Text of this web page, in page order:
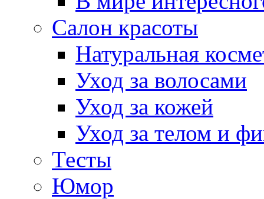
Салон красоты
Натуральная
Уход за волосами
Уход за кожей
Уход за телом и
Тесты
Юмор